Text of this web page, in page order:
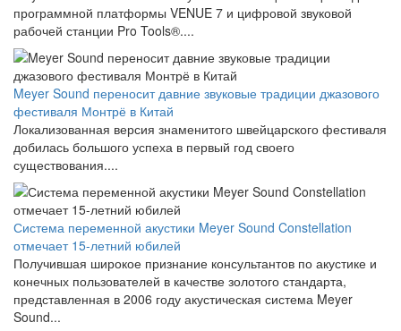
программной платформы VENUE 7 и цифровой звуковой
рабочей станции Pro Tools®....
Meyer Sound переносит давние звуковые традиции джазового
фестиваля Монтрё в Китай
Локализованная версия знаменитого швейцарского фестиваля
добилась большого успеха в первый год своего
существования....
Система переменной акустики Meyer Sound Constellation
отмечает 15-летний юбилей
Получившая широкое признание консультантов по акустике и
конечных пользователей в качестве золотого стандарта,
представленная в 2006 году акустическая система Meyer
Sound...